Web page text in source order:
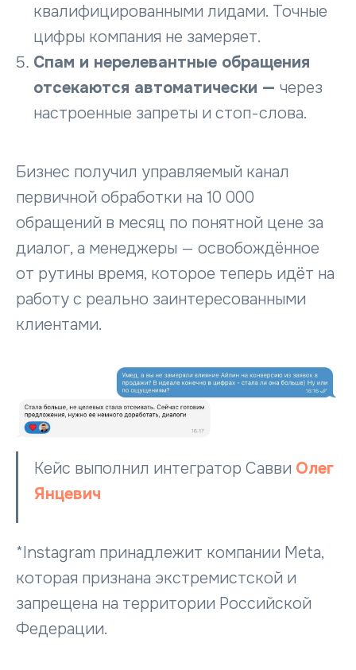
квалифицированными лидами. Точные
цифры компания не замеряет.
Спам и нерелевантные обращения
отсекаются автоматически — через
настроенные запреты и стоп-слова.
Бизнес получил управляемый канал
первичной обработки на 10 000
обращений в месяц по понятной цене за
диалог, а менеджеры — освобождённое
от рутины время, которое теперь идёт на
работу с реально заинтересованными
клиентами.
Кейс выполнил интегратор Савви Олег
Янцевич
*Instagram принадлежит компании Meta,
которая признана экстремистской и
запрещена на территории Российской
Федерации.